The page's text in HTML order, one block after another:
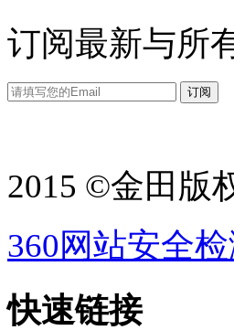
订阅最新与所
2015 ©金田版
360网站安全
快速链接